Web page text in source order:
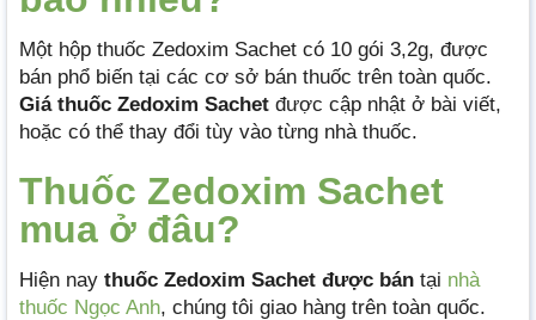
Một hộp thuốc Zedoxim Sachet có 10 gói 3,2g, được
bán phổ biến tại các cơ sở bán thuốc trên toàn quốc.
Giá thuốc Zedoxim Sachet được cập nhật ở bài viết,
hoặc có thể thay đổi tùy vào từng nhà thuốc.
Thuốc Zedoxim Sachet
mua ở đâu?
Hiện nay thuốc Zedoxim Sachet được bán tại nhà
thuốc Ngọc Anh, chúng tôi giao hàng trên toàn quốc.